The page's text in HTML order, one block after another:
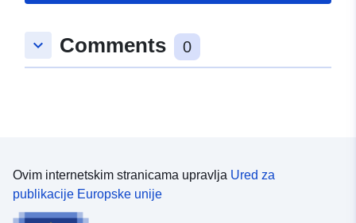
uriRef:
http://data.europa.eu/88u/dataset/
keyboard_arrow_down Comments 0
Ovim internetskim stranicama upravlja Ured za
publikacije Europske unije